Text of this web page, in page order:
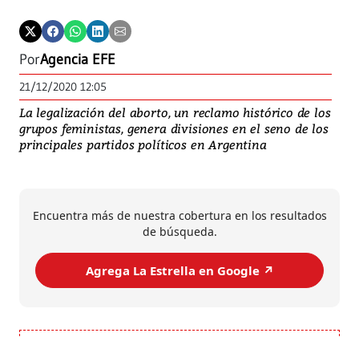
PorAgencia EFE
21/12/2020 12:05
La legalización del aborto, un reclamo histórico de los
grupos feministas, genera divisiones en el seno de los
principales partidos políticos en Argentina
Encuentra más de nuestra cobertura en los resultados
de búsqueda.
Agrega La Estrella en Google ↗️